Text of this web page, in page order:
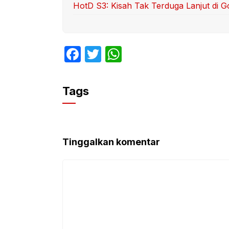
HotD S3: Kisah Tak Terduga Lanjut di
F
c
e
o
o
T
p
p
Tags
Tinggalkan komentar